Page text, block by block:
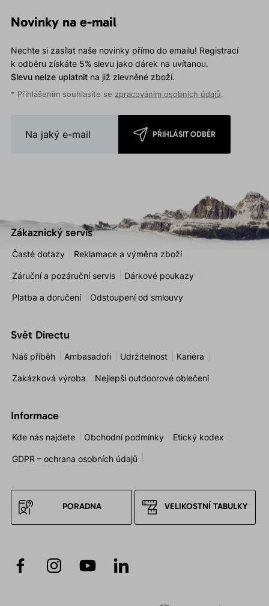
Novinky na e-mail
Nechte si zasílat naše novinky přímo do emailu! Registrací
k odběru získáte 5% slevu jako dárek na uvítanou.
Slevu nelze uplatnitna již zlevněné zboží.
* Přihlášením souhlasíte se zpracováním osobních údajů.
PŘIHLÁSIT ODBĚR
Zákaznický servis
Časté dotazy Reklamace a výměna zboží
Záruční a pozáruční servis Dárkové poukazy
Platba a doručení Odstoupení od smlouvy
Svět Directu
Náš příběh Ambasadoři Udržitelnost Kariéra
Zakázková výroba Nejlepší outdoorové oblečení
Informace
Kde nás najdete Obchodní podmínky Etický kodex
GDPR – ochrana osobních údajů
PORADNA VELIKOSTNÍ TABULKY